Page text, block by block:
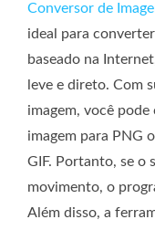
Conversor de
ideal para
baseado na
leve e direto. Com
imagem, você
imagem para PNG
GIF. Portanto, se o
movimento, o
Além disso, a